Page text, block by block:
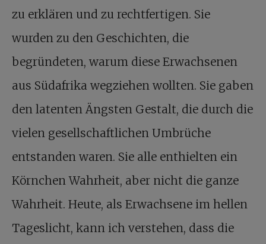
zu erklären und zu rechtfertigen. Sie
wurden zu den Geschichten, die
begründeten, warum diese Erwachsenen
aus Südafrika wegziehen wollten. Sie gaben
den latenten Ängsten Gestalt, die durch die
vielen gesellschaftlichen Umbrüche
entstanden waren. Sie alle enthielten ein
Körnchen Wahrheit, aber nicht die ganze
Wahrheit. Heute, als Erwachsene im hellen
Tageslicht, kann ich verstehen, dass die